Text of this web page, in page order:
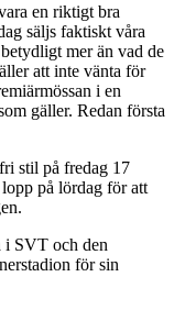
en riktigt bra
säljs faktiskt våra
mer än vad de
att inte vänta för
i en
gäller. Redan första
stil på fredag 17
på lördag för att
i SVT och den
för sin